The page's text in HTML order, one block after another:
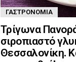
ΓΑΣΤΡΟΝΟΜΊΑ
Τρίγωνα
σιροπιαστό
Θεσσαλονίκη.